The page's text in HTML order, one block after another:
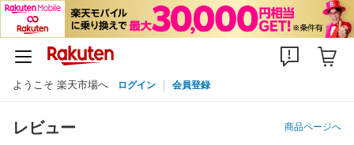
ようこそ 楽天市場へ ログイン 会員登録
レビュー 商品ページへ